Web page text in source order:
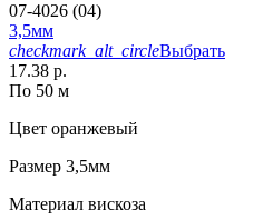
07-4026 (04)
3,5мм
checkmark_alt_circleВыбрать
17.38 р.
По 50 м
Цвет оранжевый
Размер 3,5мм
Материал вискоза